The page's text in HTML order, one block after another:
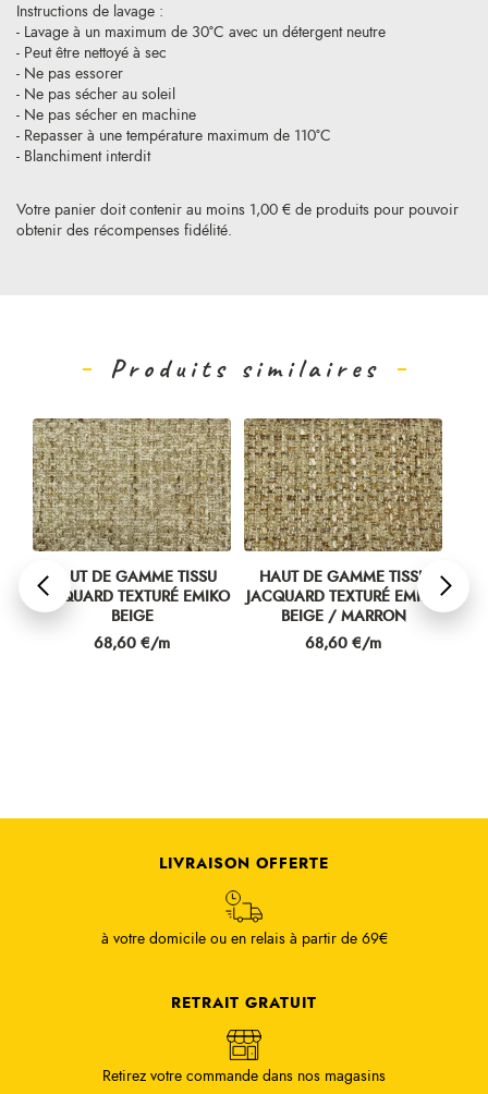
Votre panier doit contenir au moins 1,00 € de produits pour pouvoir
obtenir des récompenses fidélité.
Instructions de lavage :
- Lavage à un maximum de 30°C avec un détergent neutre
- Peut être nettoyé à sec
- Ne pas essorer
- Ne pas sécher au soleil
- Ne pas sécher en machine
- Repasser à une température maximum de 110°C
- Blanchiment interdit
Produits similaires
HAUT DE GAMME TISSU
TEXTURÉ EMIKO
68,60 €/m
HAUT DE GAMME TISSU
JACQUARD TEXTURÉ EMIKO
BEIGE / MARRON
68,60 €/m
HAUT
ROUGE
LIVRAISON OFFERTE
à votre domicile ou en relais à partir de 69€
RETRAIT GRATUIT
Retirez votre commande dans nos magasins